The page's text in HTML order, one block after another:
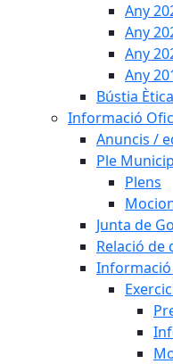
Any
Any
Any
Any
Bústia Ètica
Informació
Anuncis /
Ple
Plens
Junta de
Relació